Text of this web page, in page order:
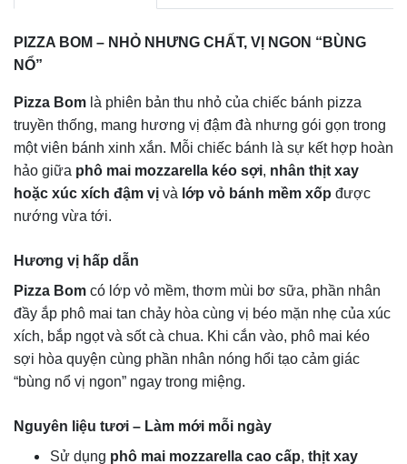
PIZZA BOM – NHỎ NHƯNG CHẤT, VỊ NGON “BÙNG
NỔ”
Pizza Bom là phiên bản thu nhỏ của chiếc bánh pizza
truyền thống, mang hương vị đậm đà nhưng gói gọn trong
một viên bánh xinh xắn. Mỗi chiếc bánh là sự kết hợp hoàn
hảo giữa phô mai mozzarella kéo sợi, nhân thịt xay
hoặc xúc xích đậm vị và lớp vỏ bánh mềm xốp được
nướng vừa tới.
Hương vị hấp dẫn
Pizza Bom có lớp vỏ mềm, thơm mùi bơ sữa, phần nhân
đầy ắp phô mai tan chảy hòa cùng vị béo mặn nhẹ của xúc
xích, bắp ngọt và sốt cà chua. Khi cắn vào, phô mai kéo
sợi hòa quyện cùng phần nhân nóng hổi tạo cảm giác
“bùng nổ vị ngon” ngay trong miệng.
Nguyên liệu tươi – Làm mới mỗi ngày
Sử dụng phô mai mozzarella cao cấp, thịt xay